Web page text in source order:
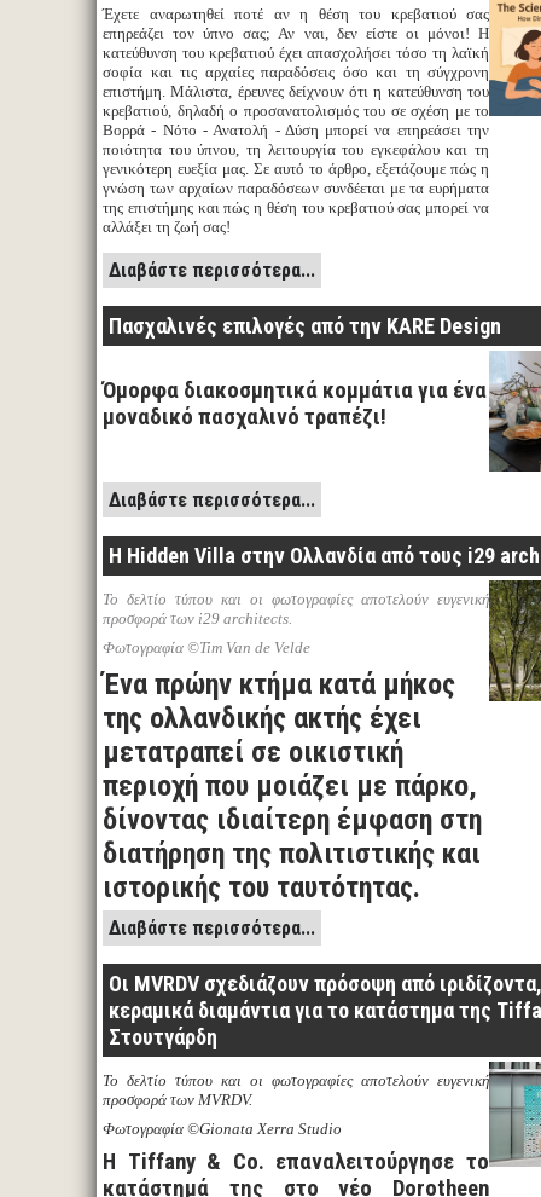
Έχετε αναρωτηθεί ποτέ αν η θέση του κρεβατιού σας
επηρεάζει τον ύπνο σας; Αν ναι, δεν είστε οι μόνοι! Η
κατεύθυνση του κρεβατιού έχει απασχολήσει τόσο τη λαϊκή
σοφία και τις αρχαίες παραδόσεις όσο και τη σύγχρονη
επιστήμη. Μάλιστα, έρευνες δείχνουν ότι η κατεύθυνση του
κρεβατιού, δηλαδή ο προσανατολισμός του σε σχέση με το
Βορρά - Νότο - Ανατολή - Δύση μπορεί να επηρεάσει την
ποιότητα του ύπνου, τη λειτουργία του εγκεφάλου και τη
γενικότερη ευεξία μας. Σε αυτό το άρθρο, εξετάζουμε πώς η
γνώση των αρχαίων παραδόσεων συνδέεται με τα ευρήματα
της επιστήμης και πώς η θέση του κρεβατιού σας μπορεί να
αλλάξει τη ζωή σας!
Διαβάστε περισσότερα...
Πασχαλινές επιλογές από την KARE Design
Όμορφα διακοσμητικά κομμάτια για ένα
μοναδικό πασχαλινό τραπέζι!
Διαβάστε περισσότερα...
Η Hidden Villa στην Ολλανδία από τους i29
Το δελτίο τύπου και οι φωτογραφίες αποτελούν ευγενική
προσφορά των i29 architects.
Φωτογραφία ©Tim Van de Velde
Ένα πρώην κτήμα κατά μήκος
της ολλανδικής ακτής έχει
μετατραπεί σε οικιστική
περιοχή που μοιάζει με πάρκο,
δίνοντας ιδιαίτερη έμφαση στη
διατήρηση της πολιτιστικής και
ιστορικής του ταυτότητας.
Διαβάστε περισσότερα...
Οι MVRDV σχεδιάζουν πρόσοψη από
κεραμικά διαμάντια για το κατάστημα της
Στουτγάρδη
Το δελτίο τύπου και οι φωτογραφίες αποτελούν ευγενική
προσφορά των MVRDV.
Φωτογραφία ©Gionata Xerra Studio
Η Tiffany & Co. επαναλειτούργησε το
κατάστημά της στο νέο Dorotheen